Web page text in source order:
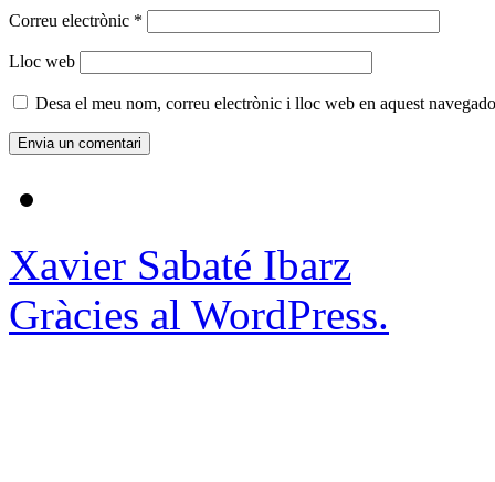
Correu electrònic *
Lloc web
Desa el meu nom, correu electrònic i lloc web en aquest
Xavier Sabaté Ibarz
Gràcies al WordPress.